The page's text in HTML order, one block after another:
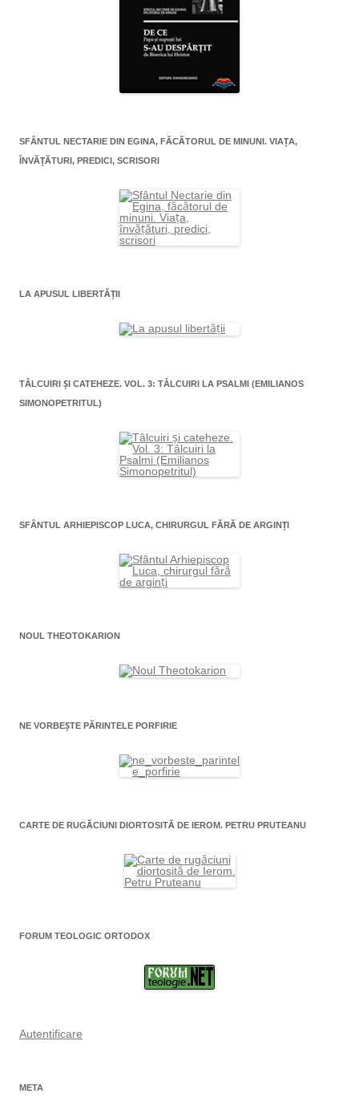
SFÂNTUL NECTARIE DIN EGINA, FĂCĂTORUL DE MINUNI. VIAŢA,
ÎNVĂŢĂTURI, PREDICI, SCRISORI
LA APUSUL LIBERTĂŢII
TÂLCUIRI ŞI CATEHEZE. VOL. 3: TÂLCUIRI LA PSALMI (EMILIANOS
SIMONOPETRITUL)
SFÂNTUL ARHIEPISCOP LUCA, CHIRURGUL FĂRĂ DE ARGINŢI
NOUL THEOTOKARION
NE VORBEȘTE PĂRINTELE PORFIRIE
CARTE DE RUGĂCIUNI DIORTOSITĂ DE IEROM. PETRU PRUTEANU
FORUM TEOLOGIC ORTODOX
Autentificare
META